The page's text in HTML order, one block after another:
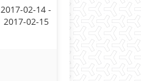
2017-02-14 -
2017-02-15